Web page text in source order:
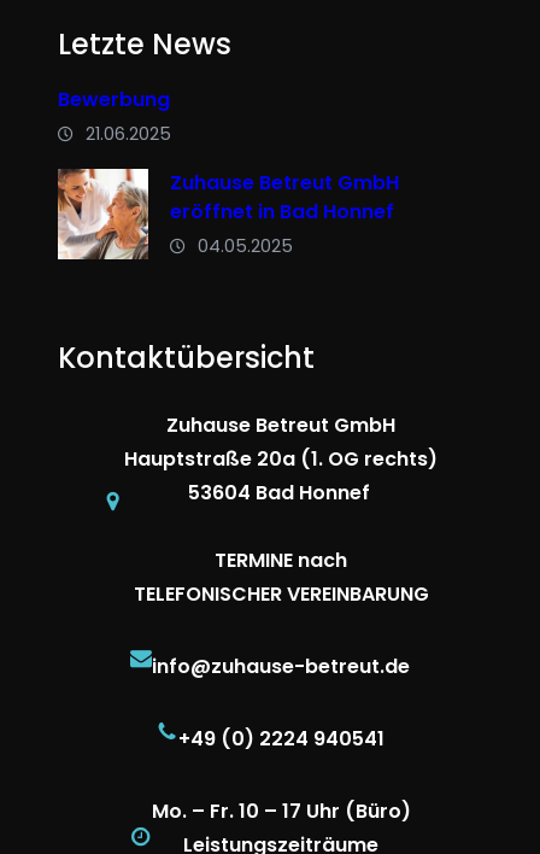
Letzte News
Bewerbung
21.06.2025
Zuhause Betreut GmbH
eröffnet in Bad Honnef
04.05.2025
Kontaktübersicht
Zuhause Betreut GmbH
Hauptstraße 20a (1. OG rechts)
53604 Bad Honnef
TERMINE nach
TELEFONISCHER VEREINBARUNG
info@zuhause-betreut.de
+49 (0) 2224 940541
Mo. – Fr. 10 – 17 Uhr (Büro)
Leistungszeiträume